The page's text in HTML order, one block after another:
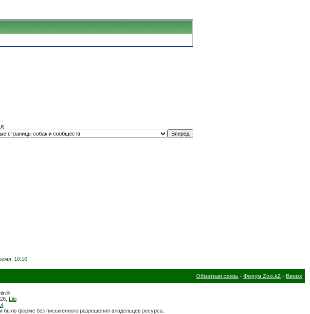
10:10.
Обратная связь - Форум Zoo.kZ - Вверх
Lilo
было форме без письменного разрешения владельцев ресурса.